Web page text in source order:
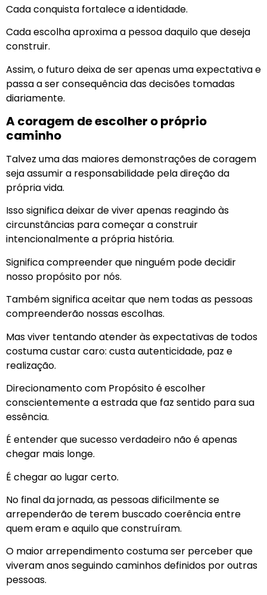
Cada conquista fortalece a identidade.
Cada escolha aproxima a pessoa daquilo que deseja
construir.
Assim, o futuro deixa de ser apenas uma expectativa e
passa a ser consequência das decisões tomadas
diariamente.
A coragem de escolher o próprio
caminho
Talvez uma das maiores demonstrações de coragem
seja assumir a responsabilidade pela direção da
própria vida.
Isso significa deixar de viver apenas reagindo às
circunstâncias para começar a construir
intencionalmente a própria história.
Significa compreender que ninguém pode decidir
nosso propósito por nós.
Também significa aceitar que nem todas as pessoas
compreenderão nossas escolhas.
Mas viver tentando atender às expectativas de todos
costuma custar caro: custa autenticidade, paz e
realização.
Direcionamento com Propósito é escolher
conscientemente a estrada que faz sentido para sua
essência.
É entender que sucesso verdadeiro não é apenas
chegar mais longe.
É chegar ao lugar certo.
No final da jornada, as pessoas dificilmente se
arrependerão de terem buscado coerência entre
quem eram e aquilo que construíram.
O maior arrependimento costuma ser perceber que
viveram anos seguindo caminhos definidos por outras
pessoas.